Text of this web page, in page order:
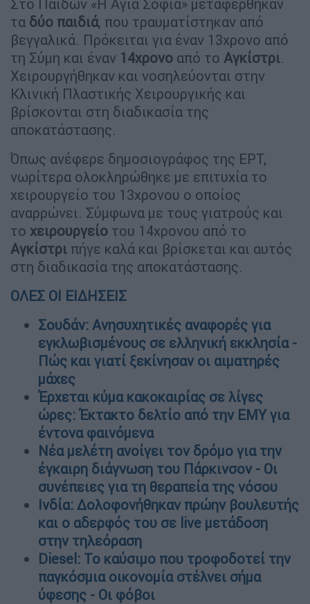
Στο Παίδων «Η Αγία Σοφία» μεταφέρθηκαν
τα δύο παιδιά, που τραυματίστηκαν από
βεγγαλικά. Πρόκειται για έναν 13χρονο από
τη Σύμη και έναν 14χρονο από το Αγκίστρι.
Χειρουργήθηκαν και νοσηλεύονται στην
Κλινική Πλαστικής Χειρουργικής και
βρίσκονται στη διαδικασία της
αποκατάστασης.
Όπως ανέφερε δημοσιογράφος της ΕΡΤ,
νωρίτερα ολοκληρώθηκε με επιτυχία το
χειρουργείο του 13χρονου ο οποίος
αναρρώνει. Σύμφωνα με τους γιατρούς και
το χειρουργείο του 14χρονου από το
Αγκίστρι πήγε καλά και βρίσκεται και αυτός
στη διαδικασία της αποκατάστασης.
ΟΛΕΣ ΟΙ ΕΙΔΗΣΕΙΣ
Σουδάν: Ανησυχητικές αναφορές για
εγκλωβισμένους σε ελληνική εκκλησία -
Πώς και γιατί ξεκίνησαν οι αιματηρές
μάχες
Έρχεται κύμα κακοκαιρίας σε λίγες
ώρες: Έκτακτο δελτίο από την ΕΜΥ για
έντονα φαινόμενα
Νέα μελέτη ανοίγει τον δρόμο για την
έγκαιρη διάγνωση του Πάρκινσον - Οι
συνέπειες για τη θεραπεία της νόσου
Ινδία: Δολοφονήθηκαν πρώην βουλευτής
και ο αδερφός του σε live μετάδοση
στην τηλεόραση
Diesel: Το καύσιμο που τροφοδοτεί την
παγκόσμια οικονομία στέλνει σήμα
ύφεσης - Οι φόβοι